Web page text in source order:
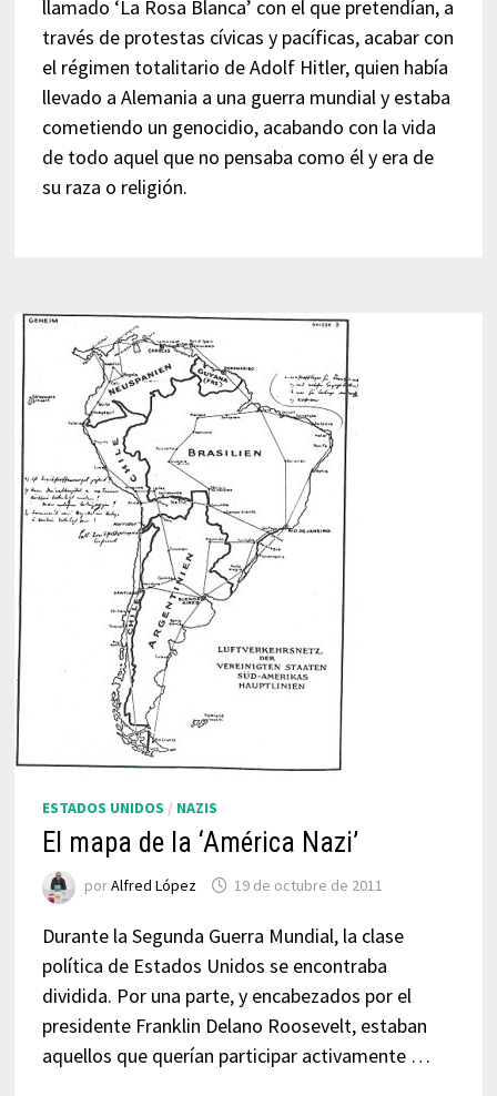
llamado ‘La Rosa Blanca’ con el que pretendían, a
través de protestas cívicas y pacíficas, acabar con
el régimen totalitario de Adolf Hitler, quien había
llevado a Alemania a una guerra mundial y estaba
cometiendo un genocidio, acabando con la vida
de todo aquel que no pensaba como él y era de
su raza o religión.
ESTADOS UNIDOS / NAZIS
El mapa de la ‘América Nazi’
porAlfred López 19 de octubre de 2011
Durante la Segunda Guerra Mundial, la clase
política de Estados Unidos se encontraba
dividida. Por una parte, y encabezados por el
presidente Franklin Delano Roosevelt, estaban
aquellos que querían participar activamente …